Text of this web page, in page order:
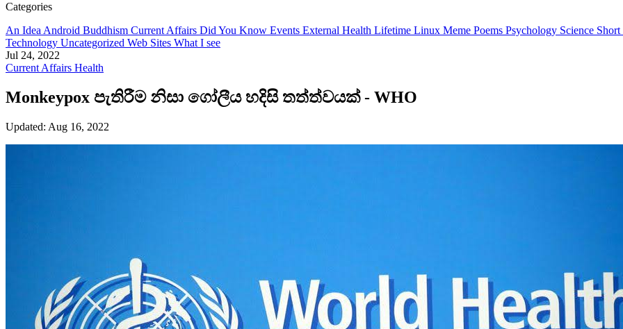
Categories
An Idea Android Buddhism Current Affairs Did You Know Events External Health Lifetime Linux Meme Poems Psychology Science Short
Technology Uncategorized Web Sites What I see
Jul 24, 2022
Current Affairs Health
Monkeypox පැතිරීම නිසා ‍ගෝලීය හදිසි තත්ත්වයක් - WHO
Updated: Aug 16, 2022